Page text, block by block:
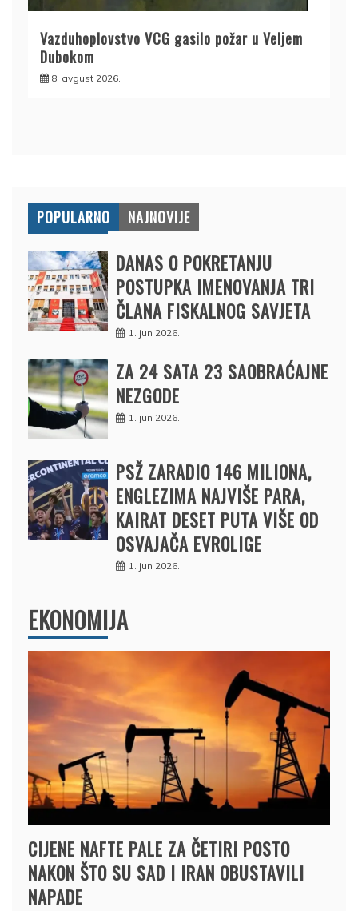
Vazduhoplovstvo VCG gasilo požar u Veljem
Dubokom
8. avgust 2026.
POPULARNO NAJNOVIJE
DANAS O POKRETANJU
POSTUPKA IMENOVANJA TRI
ČLANA FISKALNOG SAVJETA
1. jun 2026.
ZA 24 SATA 23 SAOBRAĆAJNE
NEZGODE
1. jun 2026.
PSŽ ZARADIO 146 MILIONA,
ENGLEZIMA NAJVIŠE PARA,
KAIRAT DESET PUTA VIŠE OD
OSVAJAČA EVROLIGE
1. jun 2026.
EKONOMIJA
CIJENE NAFTE PALE ZA ČETIRI POSTO
NAKON ŠTO SU SAD I IRAN OBUSTAVILI
NAPADE